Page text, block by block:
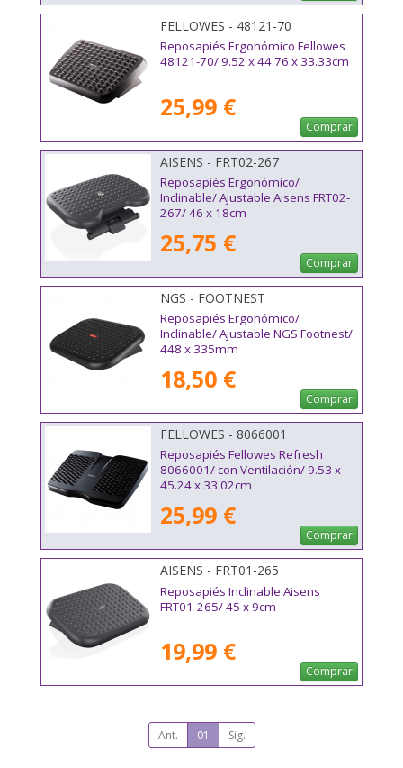
FELLOWES - 48121-70
Reposapiés Ergonómico Fellowes
48121-70/ 9.52 x 44.76 x 33.33cm
25,99 €
Comprar
AISENS - FRT02-267
Reposapiés Ergonómico/
Inclinable/ Ajustable Aisens FRT02-
267/ 46 x 18cm
25,75 €
Comprar
NGS - FOOTNEST
Reposapiés Ergonómico/
Inclinable/ Ajustable NGS Footnest/
448 x 335mm
18,50 €
Comprar
FELLOWES - 8066001
Reposapiés Fellowes Refresh
8066001/ con Ventilación/ 9.53 x
45.24 x 33.02cm
25,99 €
Comprar
AISENS - FRT01-265
Reposapiés Inclinable Aisens
FRT01-265/ 45 x 9cm
19,99 €
Comprar
Ant. 01 Sig.